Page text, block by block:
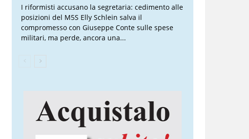
I riformisti accusano la segretaria: cedimento alle
posizioni del M5S Elly Schlein salva il
compromesso con Giuseppe Conte sulle spese
militari, ma perde, ancora una...